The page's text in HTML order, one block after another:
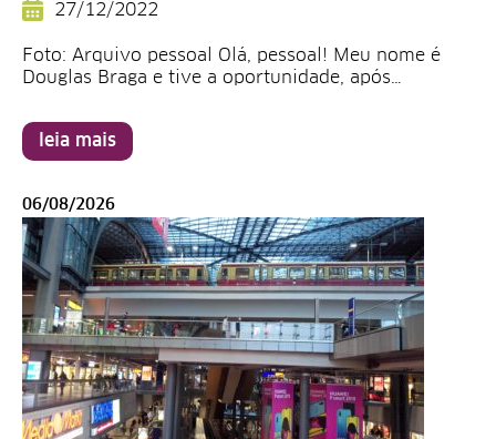
27/12/2022
Foto: Arquivo pessoal Olá, pessoal! Meu nome é
Douglas Braga e tive a oportunidade, após…
leia mais
06/08/2026